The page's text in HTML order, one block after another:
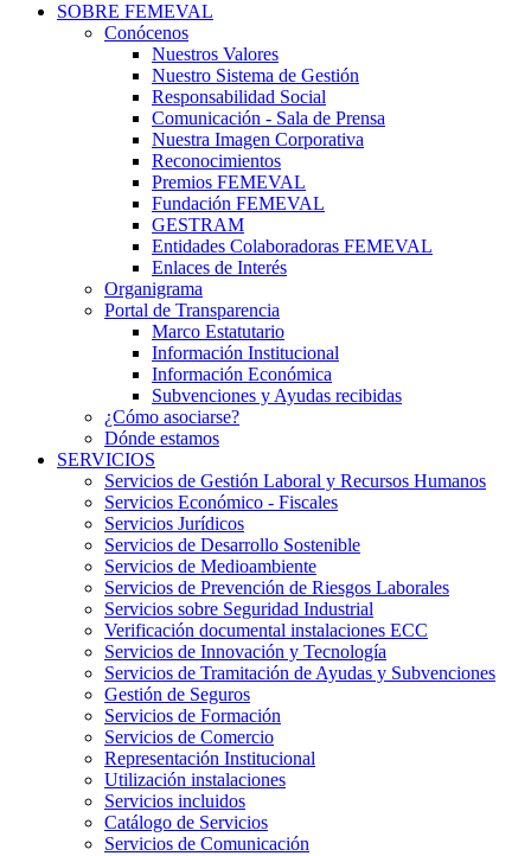
SOBRE FEMEVAL
Conócenos
Nuestros Valores
Nuestro Sistema de Gestión
Responsabilidad Social
Comunicación - Sala de Prensa
Nuestra Imagen Corporativa
Reconocimientos
Premios FEMEVAL
Fundación FEMEVAL
GESTRAM
Entidades Colaboradoras FEMEVAL
Enlaces de Interés
Organigrama
Portal de Transparencia
Marco Estatutario
Información Institucional
Información Económica
Subvenciones y Ayudas recibidas
¿Cómo asociarse?
Dónde estamos
SERVICIOS
Servicios de Gestión Laboral y Recursos Humanos
Servicios Económico - Fiscales
Servicios Jurídicos
Servicios de Desarrollo Sostenible
Servicios de Medioambiente
Servicios de Prevención de Riesgos Laborales
Servicios sobre Seguridad Industrial
Verificación documental instalaciones ECC
Servicios de Innovación y Tecnología
Servicios de Tramitación de Ayudas y Subvenciones
Gestión de Seguros
Servicios de Formación
Servicios de Comercio
Representación Institucional
Utilización instalaciones
Servicios incluidos
Catálogo de Servicios
Servicios de Comunicación